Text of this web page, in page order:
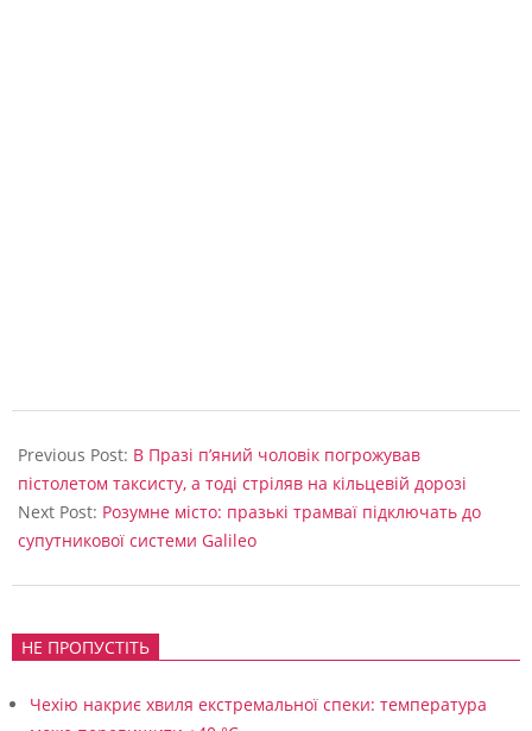
т
р
и
м
ю
т
06-
08
Previous Post: В Празі п’яний чоловік погрожував
пістолетом таксисту, а тоді стріляв на кільцевій дорозі
Next Post: Розумне місто: празькі трамваї підключать до
супутникової системи Galileo
НЕ ПРОПУСТІТЬ
Чехію накриє хвиля екстремальної спеки: температура